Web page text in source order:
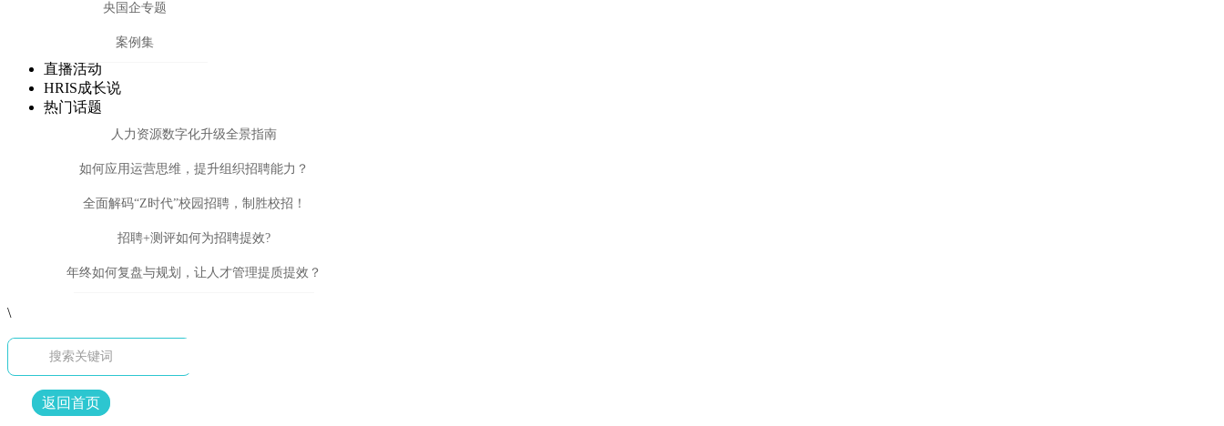
央国企专题
案例集
直播活动
HRIS成长说
热门话题
人力资源数字化升级全景指南
如何应用运营思维，提升组织招聘能力？
全面解码“Z时代”校园招聘，制胜校招！
招聘+测评如何为招聘提效?
年终如何复盘与规划，让人才管理提质提效？
\
返回首页